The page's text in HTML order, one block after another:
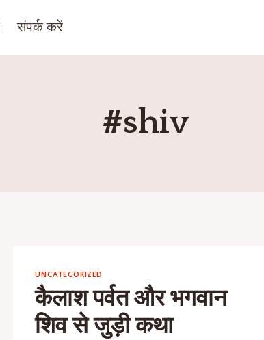
संपर्क करें
#shiv
UNCATEGORIZED
कैलाश पर्वत और भगवान
शिव से जुड़ी कथा